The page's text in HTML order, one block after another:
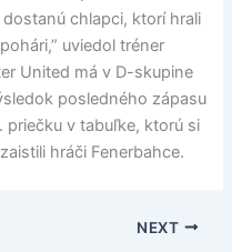
chlapci, ktorí hrali
uviedol tréner
United má v D-skupine
posledného zápasu
v tabuľke, ktorú si
hráči Fenerbahce.
NEXT